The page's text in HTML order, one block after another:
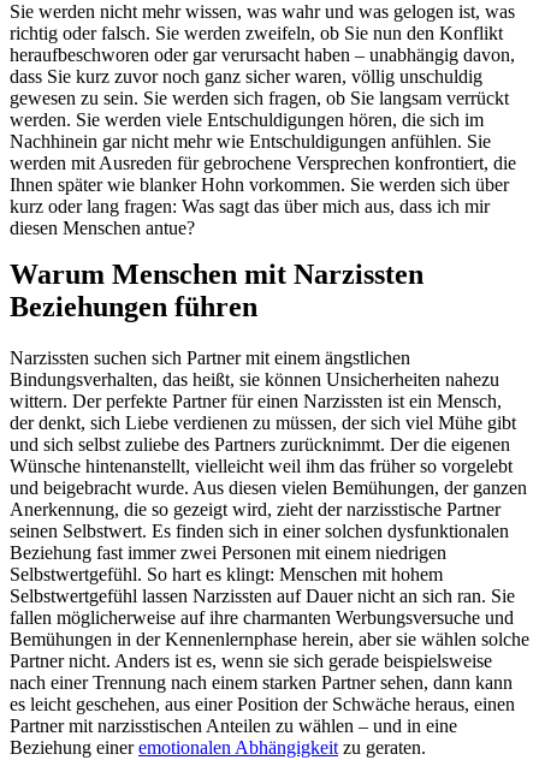
Sie werden nicht mehr wissen, was wahr und was gelogen ist, was
richtig oder falsch. Sie werden zweifeln, ob Sie nun den Konflikt
heraufbeschworen oder gar verursacht haben – unabhängig davon,
dass Sie kurz zuvor noch ganz sicher waren, völlig unschuldig
gewesen zu sein. Sie werden sich fragen, ob Sie langsam verrückt
werden. Sie werden viele Entschuldigungen hören, die sich im
Nachhinein gar nicht mehr wie Entschuldigungen anfühlen. Sie
werden mit Ausreden für gebrochene Versprechen konfrontiert, die
Ihnen später wie blanker Hohn vorkommen. Sie werden sich über
kurz oder lang fragen: Was sagt das über mich aus, dass ich mir
diesen Menschen antue?
Warum Menschen mit Narzissten
Beziehungen führen
Narzissten suchen sich Partner mit einem ängstlichen
Bindungsverhalten, das heißt, sie können Unsicherheiten nahezu
wittern. Der perfekte Partner für einen Narzissten ist ein Mensch,
der denkt, sich Liebe verdienen zu müssen, der sich viel Mühe gibt
und sich selbst zuliebe des Partners zurücknimmt. Der die eigenen
Wünsche hintenanstellt, vielleicht weil ihm das früher so vorgelebt
und beigebracht wurde. Aus diesen vielen Bemühungen, der ganzen
Anerkennung, die so gezeigt wird, zieht der narzisstische Partner
seinen Selbstwert. Es finden sich in einer solchen dysfunktionalen
Beziehung fast immer zwei Personen mit einem niedrigen
Selbstwertgefühl. So hart es klingt: Menschen mit hohem
Selbstwertgefühl lassen Narzissten auf Dauer nicht an sich ran. Sie
fallen möglicherweise auf ihre charmanten Werbungsversuche und
Bemühungen in der Kennenlernphase herein, aber sie wählen solche
Partner nicht. Anders ist es, wenn sie sich gerade beispielsweise
nach einer Trennung nach einem starken Partner sehen, dann kann
es leicht geschehen, aus einer Position der Schwäche heraus, einen
Partner mit narzisstischen Anteilen zu wählen – und in eine
Beziehung eineremotionalen Abhängigkeit zu geraten.